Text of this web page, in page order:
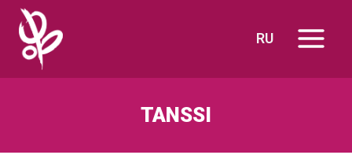
Siirry
sisältöön
RU
TANSSI